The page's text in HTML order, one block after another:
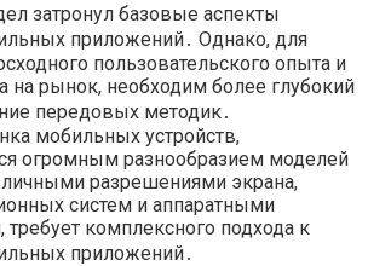
затронул базовые аспекты
приложений․ Однако, для
пользовательского опыта и
на рынок, необходим более глубокий
передовых методик․
мобильных устройств,
огромным разнообразием моделей
разрешениями экрана,
систем и аппаратными
требует комплексного подхода к
приложений․